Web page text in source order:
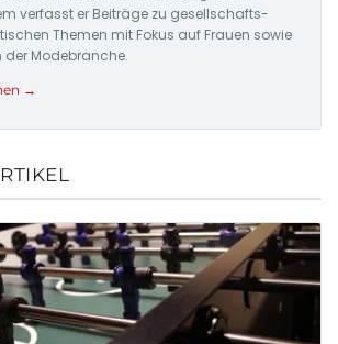
verfasst er Beiträge zu gesellschafts-
Themen mit Fokus auf Frauen sowie
der Modebranche.
→